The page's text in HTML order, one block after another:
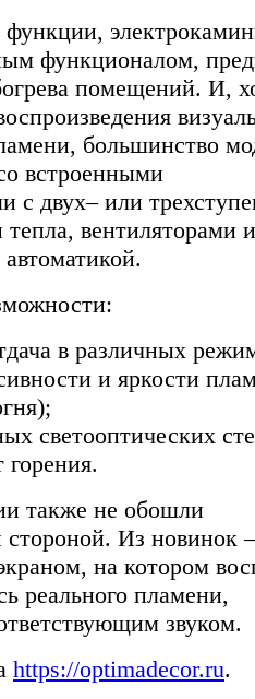
функционалом,
помещений. И,
большинство
встроенными
с двух– или
тепла, вентиляторами и
в различных
и яркости
светооптических
также не обошли
стороной. Из
на котором
реального пламени,
звуком.
https://optimadecor.ru.